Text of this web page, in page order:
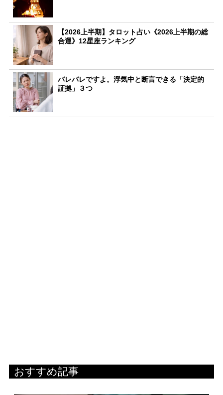
【2026上半期】タロット占い《2026上半期の総
合運》12星座ランキング
バレバレですよ。浮気中と断言できる「決定的
証拠」３つ
おすすめ記事